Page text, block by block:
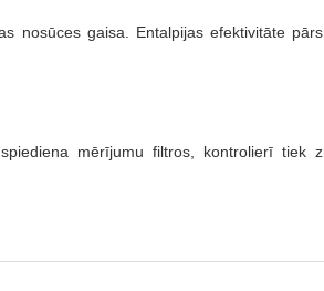
gaisa. Entalpijas efektivitāte
mērījumu filtros, kontrolierī tiek